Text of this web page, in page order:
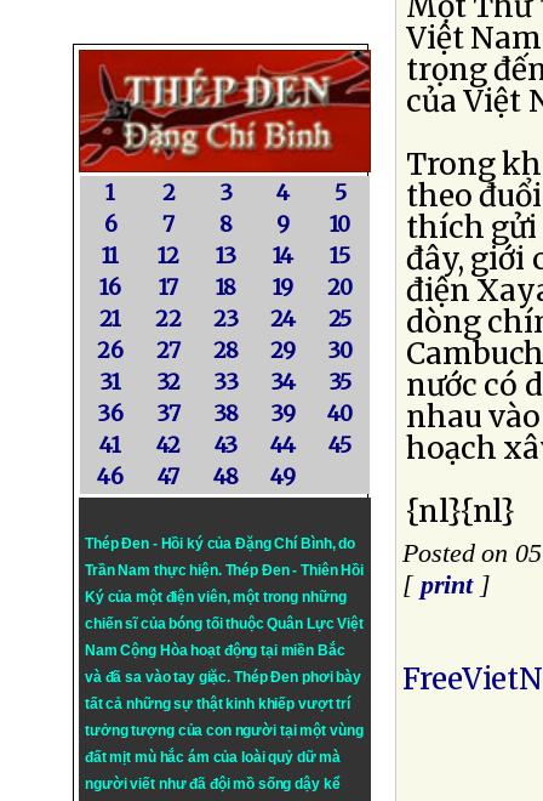
1 2 3 4
5
6
7 8 9
10
11
12 13 14
15
16
17 18 19
20
21
22 23 24
25
26
27 28 29
30
31
32 33 34
35
36
37 38 39
40
41
42 43 44
45
46
47 48 49
Thép Đen - Hồi ký của Đặng Chí Bình, do
Trần Nam thực hiện. Thép Đen- Thiên Hồi
Ký của một điện viên, một trong những
chiến sĩ của bóng tối thuộc Quân Lực Việt
Nam Cộng Hòa hoạt động tại miền Bắc
và đã sa vào tay giặc. Thép Đen phơi bày
tất cả những sự thật kinh khiếp vượt trí
tưởng tượng của con người tại một vùng
đất mịt mù hắc ám của loài quỷ dữ mà
người viết như đã đội mồ sống dậy kể
Việt
trọng
của Việt
Trong
theo
thích gửi
đây, giới
điện
dòng
nước có
nhau
hoạch
{nl}{nl}
Posted on
[ print]